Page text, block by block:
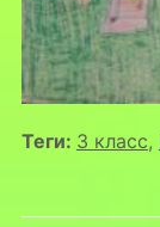
Теги: 3 класс,